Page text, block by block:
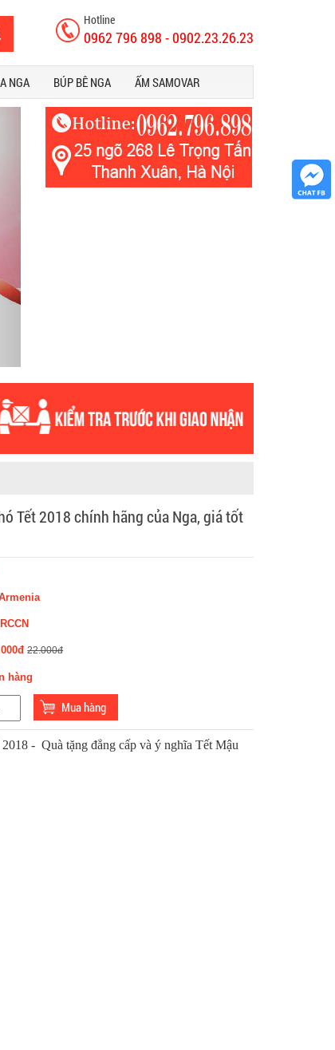
Hotline
0962 796 898 - 0902.23.26.23
NGA BÚP BÊ NGA ẤM SAMOVAR
Tết 2018 chính hãng của Nga, giá tốt
RCCN
22.000đ
hàng
- Quà tặng đẳng cấp và ý nghĩa Tết Mậu